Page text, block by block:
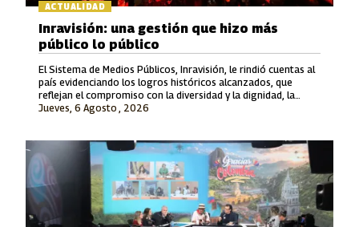
ACTUALIDAD
Jueves, 6 Agosto , 2026
Inravisión: una gestión que hizo más
público lo público
El Sistema de Medios Públicos, Inravisión, le rindió cuentas al
país evidenciando los logros históricos alcanzados, que
reflejan el compromiso con la diversidad y la dignidad, la
rigurosidad periodística, el fomento a la cultura y el cuidado